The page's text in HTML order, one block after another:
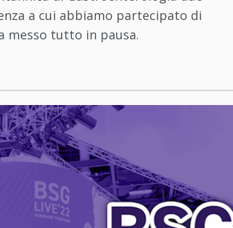
a cui abbiamo partecipato di
messo tutto in pausa.